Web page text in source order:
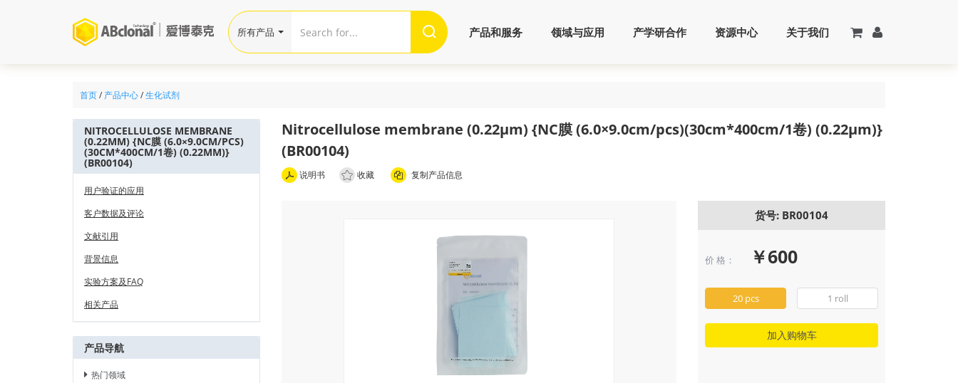
首页/ 产品中心/生化试剂
NITROCELLULOSE MEMBRANE
(0.22ΜM) {NC膜 (6.0×9.0CM/PCS)
(30CM*400CM/1卷) (0.22ΜM)}
(BR00104)
用户验证的应用
客户数据及评论
文献引用
背景信息
实验方案及FAQ
相关产品
产品导航
热门领域
Nitrocellulose membrane (0.22μm) {NC膜 (6.0×9.0cm/pcs)(30cm*400cm/1卷) (0.22μm)}
(BR00104)
说明书 收藏 复制产品信息
货号: BR00104
价 格： ￥600
20 pcs 1 roll
加入购物车
产品和服务 领域与应用 产学研合作 资源中心 关于我们
所有产品